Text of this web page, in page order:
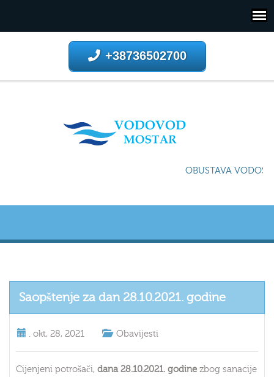
+38736502700
OBUSTAVA
Saopštenje za dan 28.10.2021. godine
. okt, 28, 2021 Obavijesti
Cijenjeni potrošači, dana 28.10.2021. godine zbog sanacije